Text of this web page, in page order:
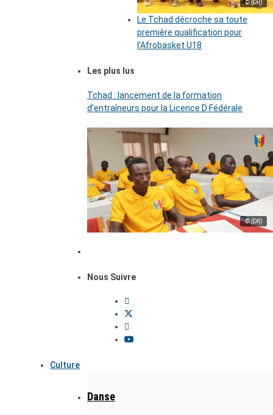
© (DR)
Le Tchad décroche sa toute
première qualification pour
l’Afrobasket U18
Les plus lus
Tchad : lancement de la formation
d’entraîneurs pour la Licence D Fédérale
© (DR)
Nous Suivre
Culture
Danse